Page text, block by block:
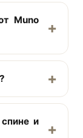
Muno
и